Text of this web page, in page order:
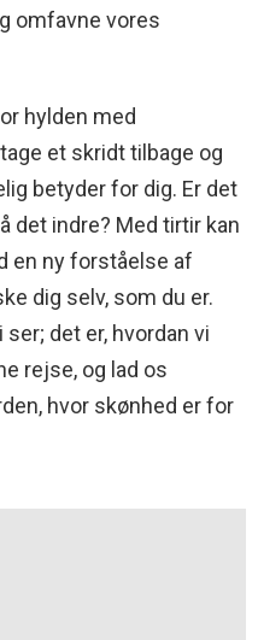
omfavne vores
hylden med
et skridt tilbage og
betyder for dig. Er det
det indre? Med tirtir kan
en ny forståelse af
dig selv, som du er.
ser; det er, hvordan vi
rejse, og lad os
hvor skønhed er for